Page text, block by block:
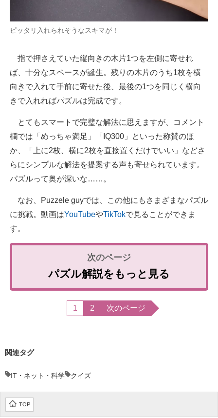
ピッタリ入れられそうなスキマが！
指で押さえていた縦向きの木片1つを左側に寄せれ
ば、十分なスペースが誕生。残りの木片のうち1枚を横
向きで入れて手前に寄せた後、最後の1つを同じく横向
きで入れればパズルは完成です。
とてもスマートで完璧な解法に思えますが、コメント
欄では「めっちゃ満足」「IQ300」といった称賛のほ
か、「上に2枚、横に2枚を直接置くだけでいい」などさ
らにシンプルな解法を提案する声も寄せられています。
パズルって奥が深いな……。
なお、Puzzele guyでは、この他にもさまざまなパズル
に挑戦。動画はYouTubeやTikTokで見ることができま
す。
パズル解説をもっと見る
1 2 次のページ
関連タグ
IT・ネット・科学 クイズ
TOP